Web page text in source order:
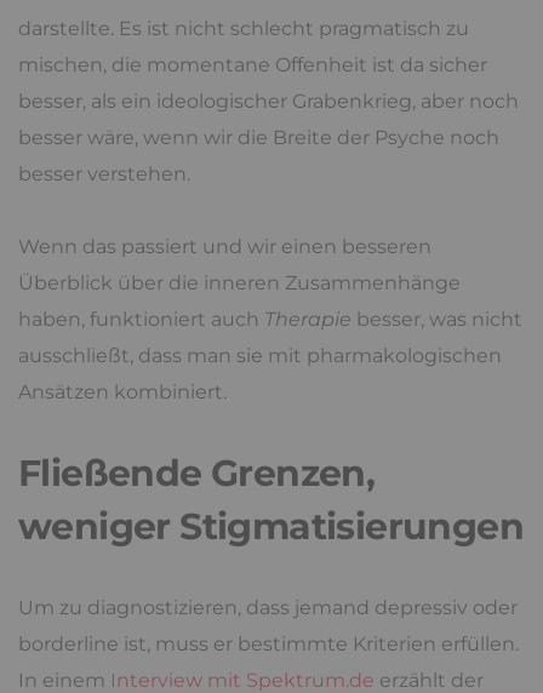
darstellte. Es ist nicht schlecht pragmatisch zu
mischen, die momentane Offenheit ist da sicher
besser, als ein ideologischer Grabenkrieg, aber noch
besser wäre, wenn wir die Breite der Psyche noch
besser verstehen.
Wenn das passiert und wir einen besseren
Überblick über die inneren Zusammenhänge
haben, funktioniert auch Therapie besser, was nicht
ausschließt, dass man sie mit pharmakologischen
Ansätzen kombiniert.
Fließende Grenzen,
weniger Stigmatisierungen
Um zu diagnostizieren, dass jemand depressiv oder
borderline ist, muss er bestimmte Kriterien erfüllen.
In einem Interview mit Spektrum.de erzählt der